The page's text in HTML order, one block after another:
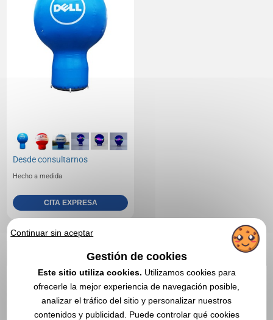
Desdeconsultarnos
Hecho a medida
CITA EXPRESA
Continuar sin aceptar
Gestión de cookies
Este sitio utiliza cookies. Utilizamos cookies para
ofrecerle la mejor experiencia de navegación posible,
analizar el tráfico del sitio y personalizar nuestros
contenidos y publicidad. Puede controlar qué cookies